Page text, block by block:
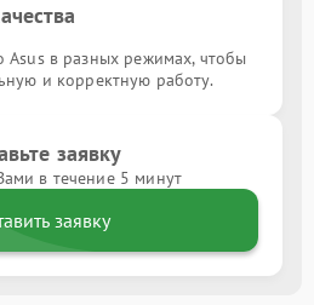
Asus в разных режимах, чтобы
и корректную работу.
заявку
в течение 5 минут
заявку